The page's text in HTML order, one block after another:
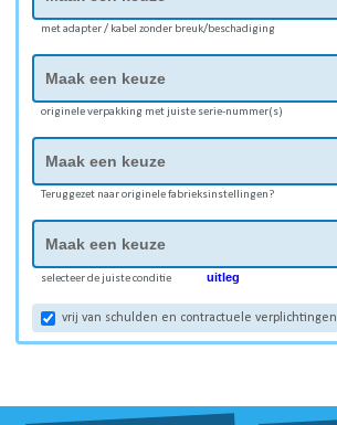
met adapter / kabel zonder breuk/beschadiging
originele verpakking met juiste serie-nummer(s)
Teruggezet naar originele fabrieksinstellingen?
selecteer de juiste conditie uitleg
vrij van schulden en contractuele verplichtingen